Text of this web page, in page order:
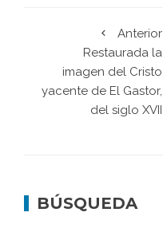
Anterior
Restaurada la
imagen del Cristo
yacente de El Gastor,
del siglo XVII
BÚSQUEDA